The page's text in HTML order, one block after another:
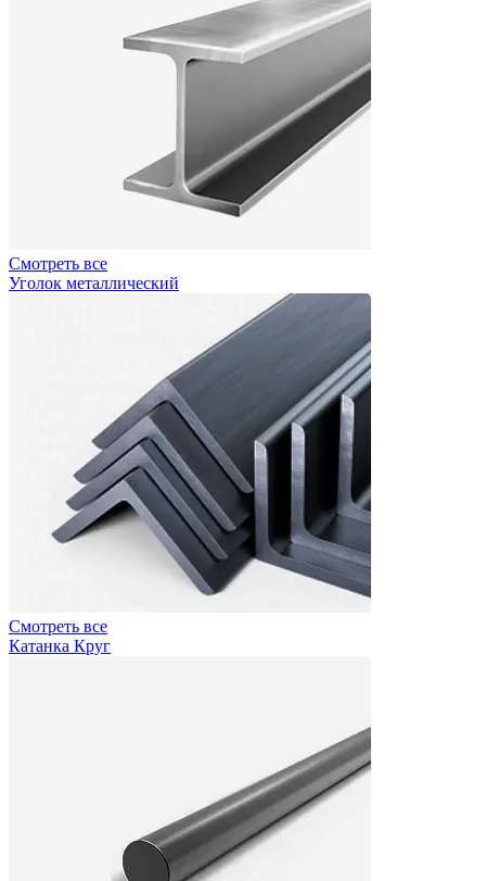
Смотреть все
Уголок металлический
Смотреть все
Катанка Круг